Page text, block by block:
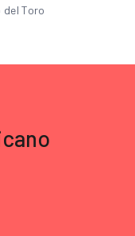
del Toro